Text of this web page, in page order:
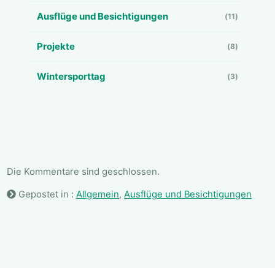
Ausflüge und Besichtigungen (11)
Projekte (8)
Wintersporttag (3)
Die Kommentare sind geschlossen.
Gepostet in : Allgemein,Ausflüge und Besichtigungen